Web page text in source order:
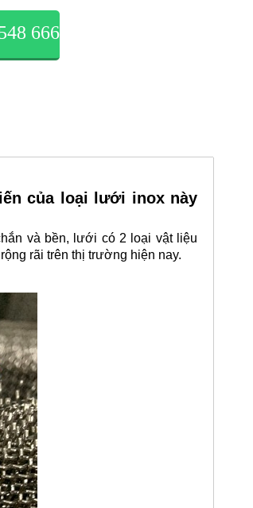
666
của loại lưới inox này
và bền, lưới có 2 loại vật liệu
rãi trên thị trường hiện nay.